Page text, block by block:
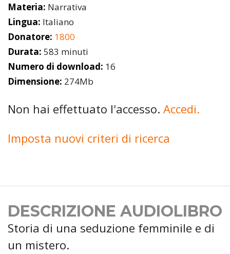
Materia: Narrativa
Lingua: Italiano
Donatore: 1800
Durata: 583 minuti
Numero di download: 16
Dimensione: 274Mb
Non hai effettuato l'accesso. Accedi.
Imposta nuovi criteri di ricerca
DESCRIZIONE AUDIOLIBRO
Storia di una seduzione femminile e di
un mistero.